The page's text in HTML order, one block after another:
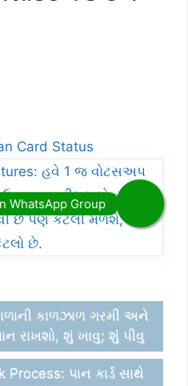
Card Status
હવે 1 જ વોટસઅપ
નવુ ફીચર લોન્ચ
છે પણ કેટલી મળશે, ચેક
છે.
કાળઝાળ ગરમી અને
રાખશો, શું ખાવુ; શુંં પીવુ
પાન કાર્ડ સાથે